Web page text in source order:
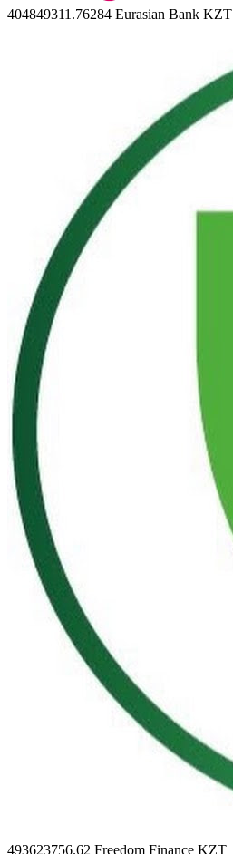
404849311.76284 Eurasian Bank KZT
493623756.62 Freedom Finance KZT